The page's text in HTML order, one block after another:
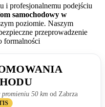
i profesjonalnemu podejściu
samochodowy w
poziomie. Naszym
przeprowadzenie
formalności
promieniu 50 km od Zabrza